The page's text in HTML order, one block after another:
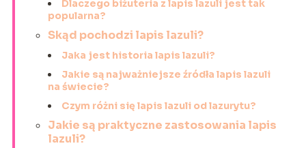
Dlaczego biżuteria z lapis lazuli jest tak
popularna?
Skąd pochodzi lapis lazuli?
Jaka jest historia lapis lazuli?
Jakie są najważniejsze źródła lapis lazuli
na świecie?
Czym różni się lapis lazuli od lazurytu?
Jakie są praktyczne zastosowania lapis
lazuli?